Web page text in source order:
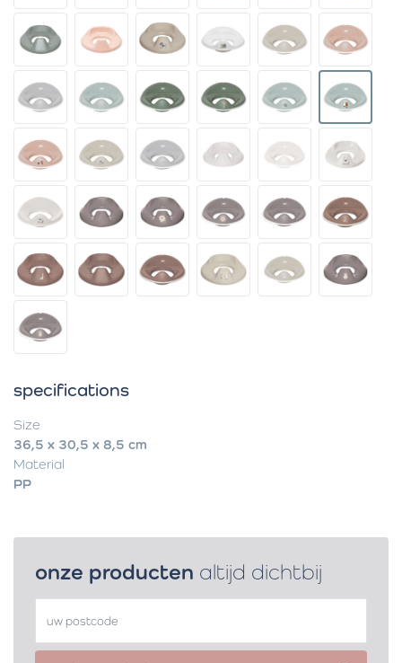
specifications
Size
36,5 x 30,5 x 8,5 cm
Material
PP
onze producten altijd dichtbij